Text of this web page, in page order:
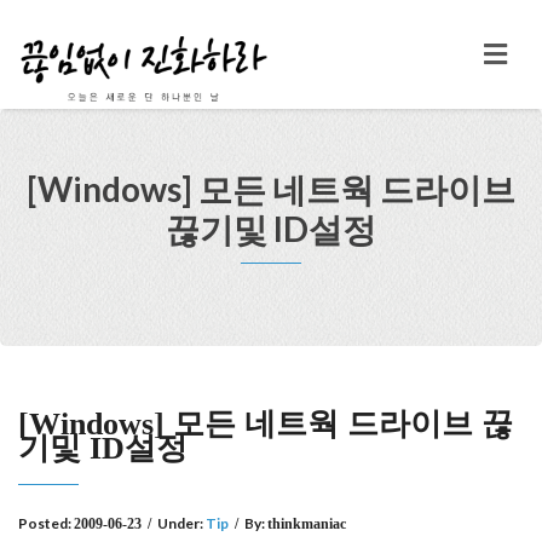
[Windows] 모든 네트웍 드라이브
끊기및 ID설정
[Windows] 모든 네트웍 드라이브 끊
기및 ID설정
Posted:2009-06-23 / Under: Tip / By:thinkmaniac